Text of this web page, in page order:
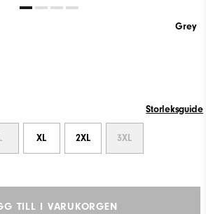
Grey
Storleksguide
L XL 2XL 3XL
TILL I VARUKORGEN